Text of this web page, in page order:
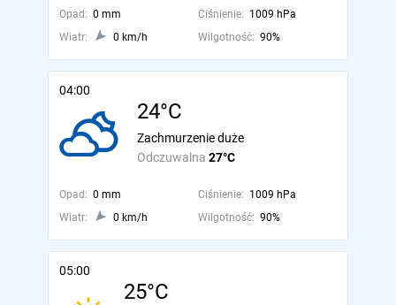
Opad: 0 mm Ciśnienie: 1009 hPa
Wiatr:
0 km/h Wilgotność: 90%
04:00
24°C
Odczuwalna 27°C
Zachmurzenie duże
Opad: 0 mm Ciśnienie: 1009 hPa
Wiatr:
0 km/h Wilgotność: 90%
05:00
25°C